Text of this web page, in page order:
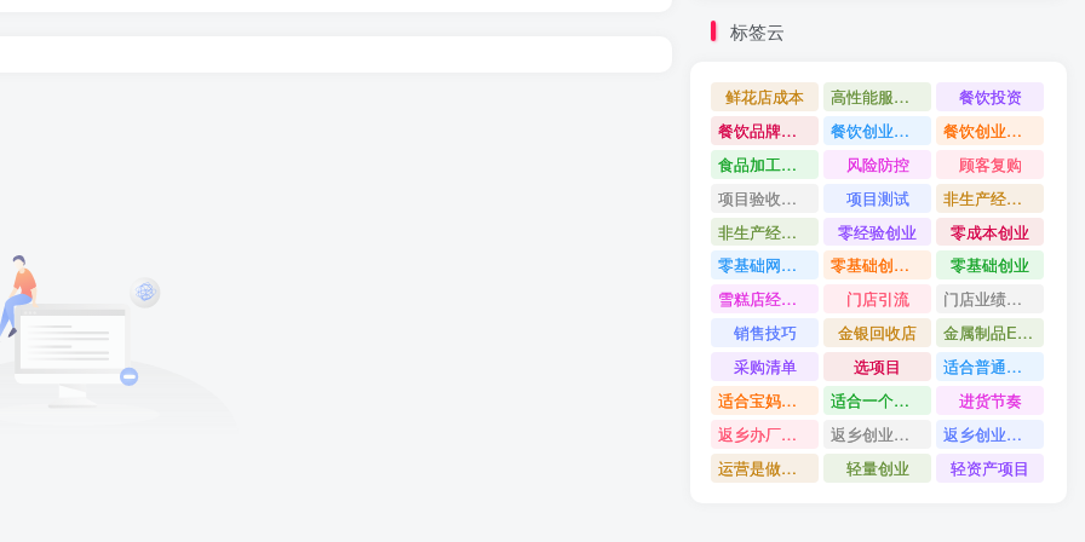
标签云
鲜花店成本 高性能服务器配置教程
餐饮投资
餐饮品牌打造
餐饮创业避坑
餐饮创业故事
食品加工创业
风险防控
顾客复购
项目验收资料
项目测试
非生产经营用固定资产是什么
非生产经营用固定资产分类
零经验创业
零成本创业
零基础网上开店
零基础创业指南
零基础创业
雪糕店经营技巧
门店引流
门店业绩提升方法
销售技巧
金银回收店
金属制品ERP系统
采购清单
选项目
适合普通人的创业
适合宝妈创业项目
适合一个人做的小生意
进货节奏
返乡办厂项目
返乡创业项目
返乡创业做什么好
运营是做什么
轻量创业 轻资产项目